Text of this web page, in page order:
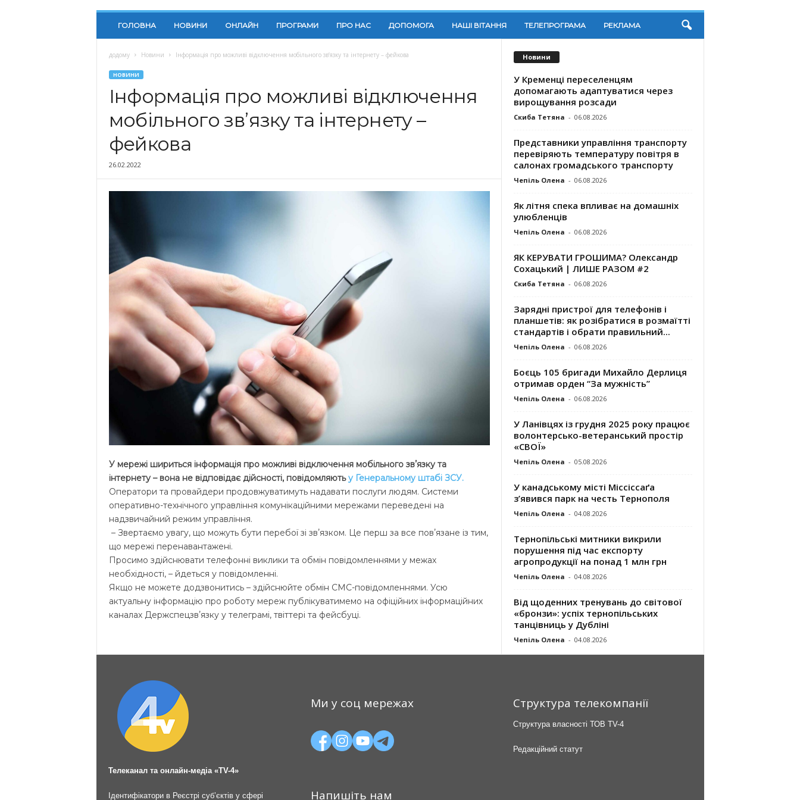
ГОЛОВНА НОВИНИ ОНЛАЙН ПРОГРАМИ ПРО НАС ДОПОМОГА НАШІ ВІТАННЯ ТЕЛЕПРОГРАМА РЕКЛАМА
додому Новини Інформація про можливі відключення мобільного звʼязку та інтернету – фейкова
НОВИНИ
Інформація про можливі відключення
мобільного звʼязку та інтернету –
фейкова
26.02.2022
У мережі шириться інформація про можливі відключення мобільного звʼязку та
інтернету – вона не відповідає дійсності, повідомляютьу Генеральному штабі ЗСУ.
Оператори та провайдери продовжуватимуть надавати послуги людям. Системи
оперативно-технічного управління комунікаційними мережами переведені на
надзвичайний режим управління.
– Звертаємо увагу, що можуть бути перебої зі звʼязком. Це перш за все повʼязане із тим,
що мережі перенавантажені.
Просимо здійснювати телефонні виклики та обмін повідомленнями у межах
необхідності, – йдеться у повідомленні.
Якщо не можете додзвонитись – здійснюйте обмін СМС-повідомленнями. Усю
актуальну інформацію про роботу мереж публікуватимемо на офіційних інформаційних
каналах Держспецзвʼязку у телеграмі, твіттері та фейсбуці.
Новини
У Кременці переселенцям
допомагають адаптуватися через
вирощування розсади
Скиба Тетяна - 06.08.2026
Представники управління транспорту
перевіряють температуру повітря в
салонах громадського транспорту
Чепіль Олена - 06.08.2026
Як літня спека впливає на домашніх
улюбленців
Чепіль Олена - 06.08.2026
ЯК КЕРУВАТИ ГРОШИМА? Олександр
Сохацький | ЛИШЕ РАЗОМ #2
Скиба Тетяна - 06.08.2026
Зарядні пристрої для телефонів і
планшетів: як розібратися в розмаїтті
стандартів і обрати правильний...
Чепіль Олена - 06.08.2026
Боєць 105 бригади Михайло Дерлиця
отримав орден “За мужність”
Чепіль Олена - 06.08.2026
У Ланівцях із грудня 2025 року працює
волонтерсько-ветеранський простір
«СВОЇ»
Чепіль Олена - 05.08.2026
У канадському місті Міссіссаґа
з’явився парк на честь Тернополя
Чепіль Олена - 04.08.2026
Тернопільські митники викрили
порушення під час експорту
агропродукції на понад 1 млн грн
Чепіль Олена - 04.08.2026
Від щоденних тренувань до світової
«бронзи»: успіх тернопільських
танцівниць у Дубліні
Чепіль Олена - 04.08.2026
Телеканал та онлайн-медіа «TV-4»
Ідентифікатори в Реєстрі суб’єктів у сфері
Ми у соц мережах
Напишіть нам
Структура телекомпанії
Структура власності ТОВ TV-4
Редакційний статут